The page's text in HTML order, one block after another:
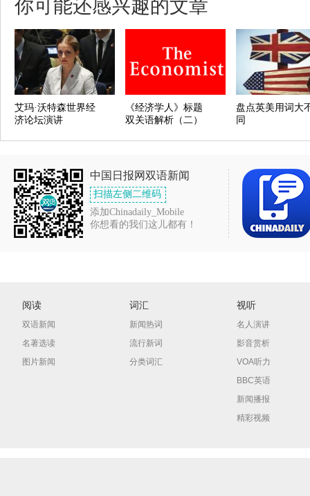
你可能还感兴趣的文章
艾玛·沃特森世界经
济论坛演讲
《经济学人》标题
双关语解析（二）
盘点英美用词大
同
中国日报网双语新闻
扫描左侧二维码
添加Chinadaily_Mobile
你想看的我们这儿都有！
阅读
双语新闻
名著选读
图片新闻
词汇
新闻热词
流行新词
分类词汇
视听
名人演讲
影音赏析
VOA听力
BBC英语
新闻播报
精彩视频